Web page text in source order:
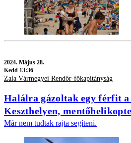
2024. Május 28.
Kedd 13:36
Zala Vármegyei Rendőr-főkapitányság
Halálra gázoltak egy férfit a
Keszthelyen,
Már nem tudtak rajta segíteni.